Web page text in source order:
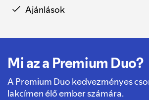
Ajánlások
Mi az a Premium Duo?
A Premium Duo kedvezményes
lakcímen élő ember számára.